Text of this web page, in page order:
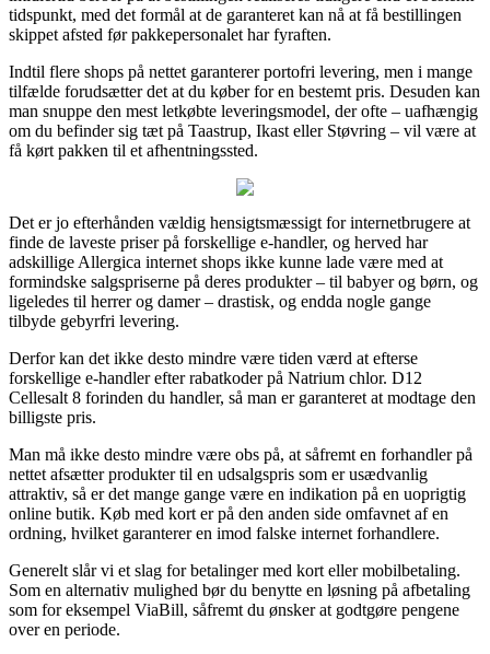
tidspunkt, med det formål at de garanteret kan nå at få bestillingen
skippet afsted før pakkepersonalet har fyraften.
Indtil flere shops på nettet garanterer portofri levering, men i mange
tilfælde forudsætter det at du køber for en bestemt pris. Desuden kan
man snuppe den mest letkøbte leveringsmodel, der ofte – uafhængig
om du befinder sig tæt på Taastrup, Ikast eller Støvring – vil være at
få kørt pakken til et afhentningssted.
Det er jo efterhånden vældig hensigtsmæssigt for internetbrugere at
finde de laveste priser på forskellige e-handler, og herved har
adskillige Allergica internet shops ikke kunne lade være med at
formindske salgspriserne på deres produkter – til babyer og børn, og
ligeledes til herrer og damer – drastisk, og endda nogle gange
tilbyde gebyrfri levering.
Derfor kan det ikke desto mindre være tiden værd at efterse
forskellige e-handler efter rabatkoder på Natrium chlor. D12
Cellesalt 8 forinden du handler, så man er garanteret at modtage den
billigste pris.
Man må ikke desto mindre være obs på, at såfremt en forhandler på
nettet afsætter produkter til en udsalgspris som er usædvanlig
attraktiv, så er det mange gange være en indikation på en uoprigtig
online butik. Køb med kort er på den anden side omfavnet af en
ordning, hvilket garanterer en imod falske internet forhandlere.
Generelt slår vi et slag for betalinger med kort eller mobilbetaling.
Som en alternativ mulighed bør du benytte en løsning på afbetaling
som for eksempel ViaBill, såfremt du ønsker at godtgøre pengene
over en periode.